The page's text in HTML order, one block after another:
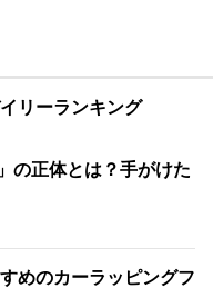
リーランキング
の正体とは？手がけた
めのカーラッピングフ